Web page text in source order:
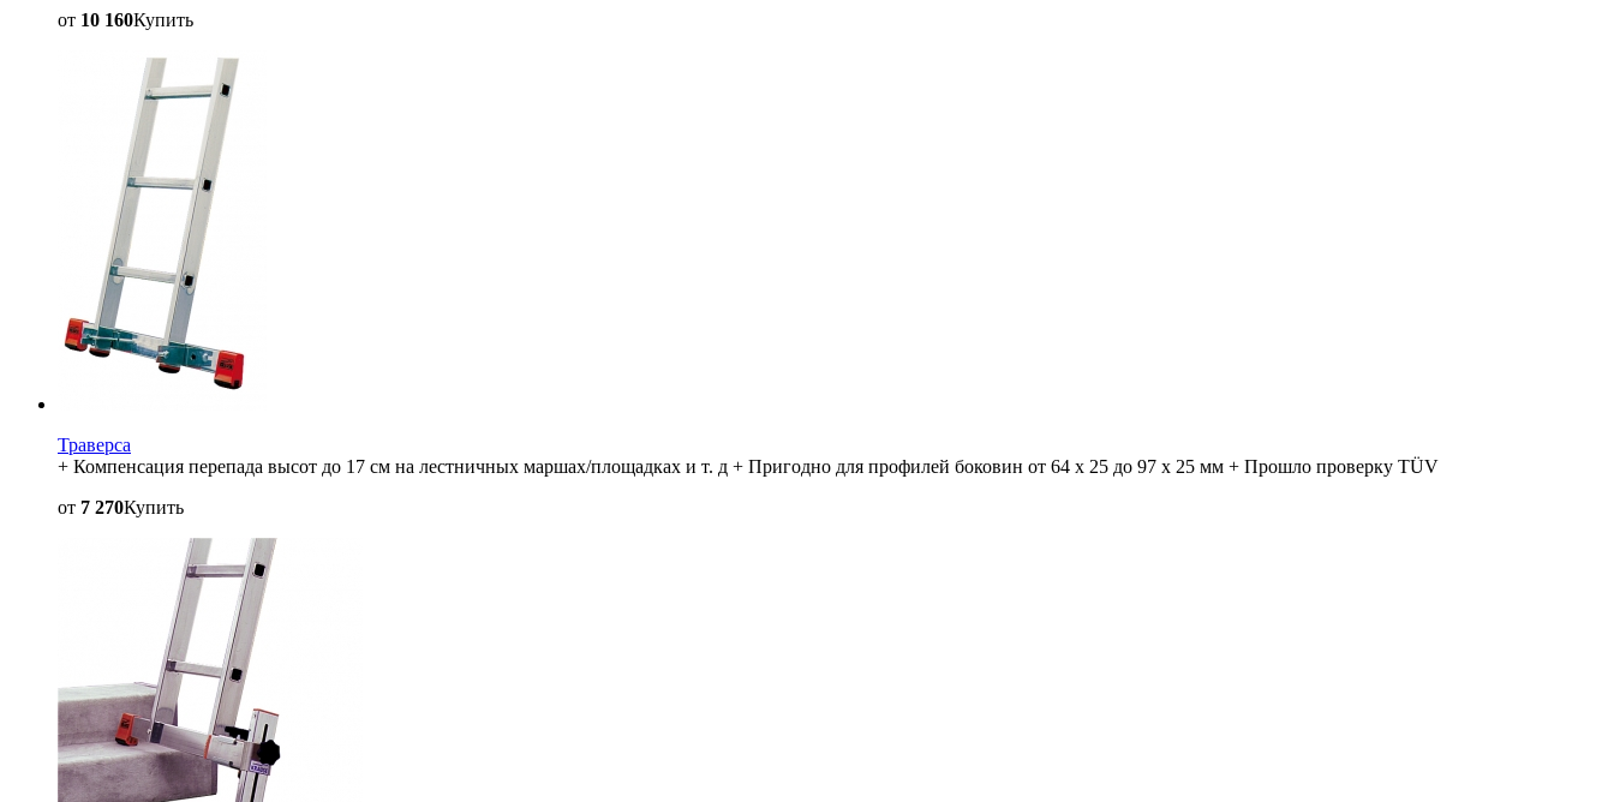
от 10 160Купить
Траверса
+ Компенсация перепада высот до 17 см на лестничных маршах/площадках и т. д + Пригодно для профилей боковин от 64 x 25 до 97 x 25 мм + Прошло проверку TÜV
от 7 270Купить